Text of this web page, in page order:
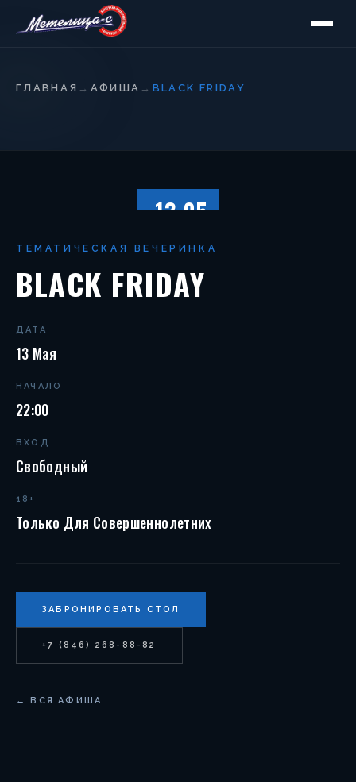
ГЛАВНАЯ → АФИША → BLACK FRIDAY
13.05
ТЕМАТИЧЕСКАЯ ВЕЧЕРИНКА
BLACK FRIDAY
ДАТА
13 Мая
НАЧАЛО
22:00
ВХОД
Свободный
18+
Только Для Совершеннолетних
ЗАБРОНИРОВАТЬ СТОЛ
+7 (846) 268-88-82
← ВСЯ АФИША